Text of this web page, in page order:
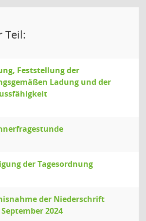
Teil:
Feststellung der
Ladung und der
der Tagesordnung
der Niederschrift
2024